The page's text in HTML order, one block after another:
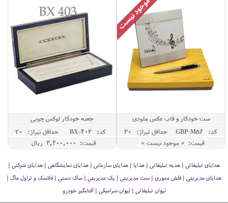
ست خودکار و قاب عکس ملودی
کد: GBP-M56
حداقل تيراژ: 30
قیمت: « موجود نیست »
جعبه خودکار لوکس چوبی
کد: BX-403
حداقل تيراژ: 20
قیمت: 3,400,000 ريال
هدایای تبلیغاتی | هدیه تبلیغاتی | هدایا | هدایای سازمانی | هدایای نمایشگاهی | هدایای شرکتی |
هدایای مدیریتی | فلش مموری | ست مدیریتی | پک مدیریتی | ساک دستی | فلاسک و تراول ماگ |
لیوان تبلیغاتی | لیوان سرامیکی | آفتابگیر خودرو